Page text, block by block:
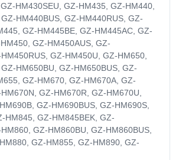
HM430SEU, GZ-HM435, GZ-HM440,
HM440BUS, GZ-HM440RUS, GZ-
GZ-HM445BE, GZ-HM445AC, GZ-
GZ-HM450AUS, GZ-
GZ-HM450U, GZ-HM650,
HM650BU, GZ-HM650BUS, GZ-
GZ-HM670, GZ-HM670A, GZ-
GZ-HM670R, GZ-HM670U,
GZ-HM690BUS, GZ-HM690S,
HM845, GZ-HM845BEK, GZ-
GZ-HM860BU, GZ-HM860BUS,
GZ-HM855, GZ-HM890, GZ-